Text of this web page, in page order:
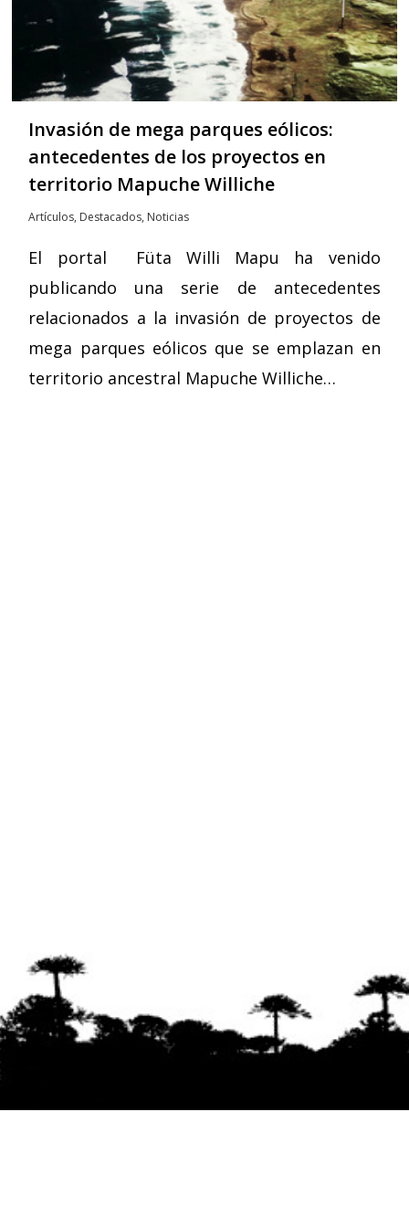
Invasión de mega parques eólicos:
antecedentes de los proyectos en
territorio Mapuche Williche
Artículos, Destacados, Noticias
El portal Füta Willi Mapu ha venido
publicando una serie de antecedentes
relacionados a la invasión de proyectos de
mega parques eólicos que se emplazan en
territorio ancestral Mapuche Williche…